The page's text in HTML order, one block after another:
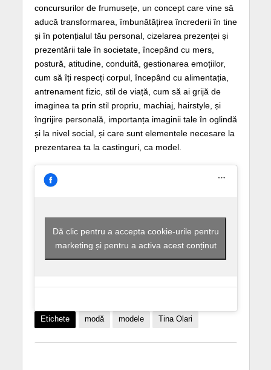
concursurilor de frumusețe, un concept care vine să
aducă transformarea, îmbunătățirea încrederii în tine
și în potențialul tău personal, cizelarea prezenței și
prezentării tale în societate, începând cu mers,
postură, atitudine, conduită, gestionarea emoțiilor,
cum să îți respecți corpul, începând cu alimentația,
antrenament fizic, stil de viață, cum să ai grijă de
imaginea ta prin stil propriu, machiaj, hairstyle, și
îngrijire personală, importanța imaginii tale în oglindă
și la nivel social, și care sunt elementele necesare la
prezentarea ta la castinguri, ca model.
Dă clic pentru a accepta cookie-urile pentru
marketing și pentru a activa acest conținut
Etichete modă modele Tina Olari